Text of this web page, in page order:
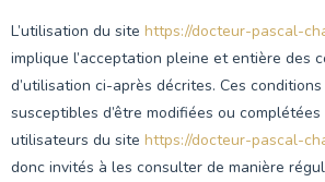
L’utilisation du site https://docteur-pascal-
implique l’acceptation pleine et entière des
d’utilisation ci-après décrites. Ces
susceptibles d’être modifiées ou
utilisateurs du site https://docteur-pascal-
donc invités à les consulter de manière